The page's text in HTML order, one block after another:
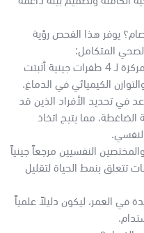
يوفر هذا الفحص رؤية
المتكامل:
التحليل الجيني للمخاطر: دراسة علمية مركزة لـ 4 طفرات جينية أثبتت
الكيميائي في الدماغ.
في تحديد الأفراد الذين قد
الضاغطة، مما يتيح اتخاذ
النفسيين مرجعاً جينياً
بنمط الحياة لتقليل
العمر، ليكون دليلاً علمياً